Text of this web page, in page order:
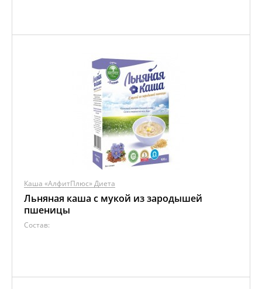
Каша «АлфитПлюс» Диета
Льняная каша с мукой из зародышей
пшеницы
Состав: